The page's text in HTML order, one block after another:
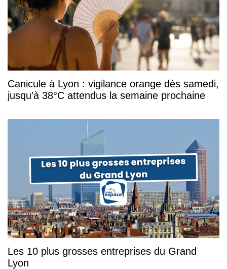
Canicule à Lyon : vigilance orange dès samedi,
jusqu’à 38°C attendus la semaine prochaine
Les 10 plus grosses entreprises du Grand
Lyon